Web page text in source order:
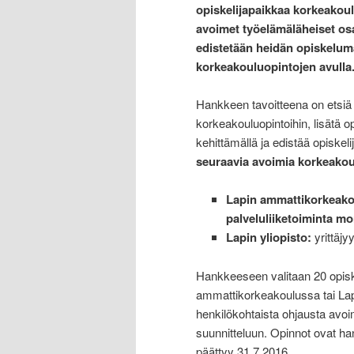
opiskelijapaikkaa
avoimet työelämäläheiset
edistetään heidän
korkeakouluopintojen avulla.
Hankkeen tavoitteena on
korkeakouluopintoihin, lisätä
kehittämällä ja edistää
seuraavia avoimia
Lapin
palveluliiketoiminta
Lapin yliopisto:
Hankkeeseen valitaan 20
ammattikorkeakoulussa tai
henkilökohtaista ohjausta
suunnitteluun. Opinnot ovat